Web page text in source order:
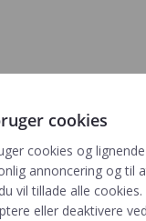
Tryktider
cookies
cookies og
annoncering og til
vil tillade alle
eller deaktivere